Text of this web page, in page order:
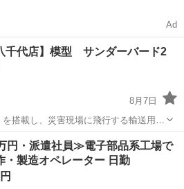
Ad
千代店】模型 サンダーバード2
8月7日
搭載し、災害現場に飛行する輸送用大
が、リアルなダイキャスト製の彩色済
ケールというこれまでにないビッグス
駅 模型、プラモデル
円・派遣社員≫電子部品系工場で
・製造オペレーター 日勤